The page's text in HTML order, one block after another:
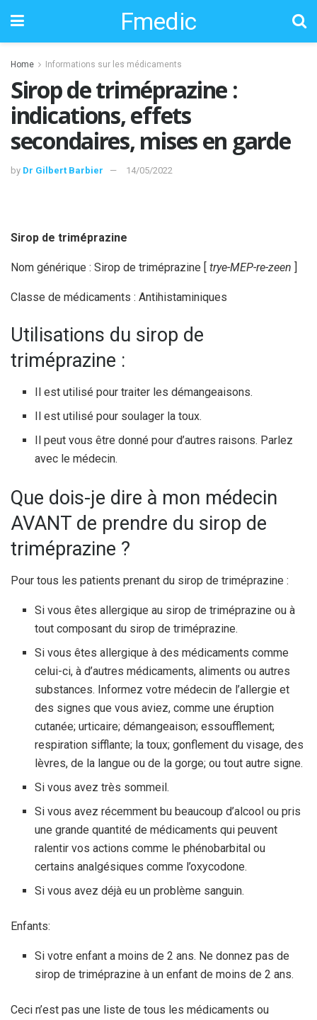
Fmedic
Home Informations sur les médicaments
Sirop de triméprazine :
indications, effets
secondaires, mises en garde
by Dr Gilbert Barbier 14/05/2022
Sirop de triméprazine
Nom générique : Sirop de triméprazine [ trye-MEP-re-zeen ]
Classe de médicaments : Antihistaminiques
Utilisations du sirop de
triméprazine :
Il est utilisé pour traiter les démangeaisons.
Il est utilisé pour soulager la toux.
Il peut vous être donné pour d’autres raisons. Parlez
avec le médecin.
Que dois-je dire à mon médecin
AVANT de prendre du sirop de
triméprazine ?
Pour tous les patients prenant du sirop de triméprazine :
Si vous êtes allergique au sirop de triméprazine ou à
tout composant du sirop de triméprazine.
Si vous êtes allergique à des médicaments comme
celui-ci, à d’autres médicaments, aliments ou autres
substances. Informez votre médecin de l’allergie et
des signes que vous aviez, comme une éruption
cutanée; urticaire; démangeaison; essoufflement;
respiration sifflante; la toux; gonflement du visage, des
lèvres, de la langue ou de la gorge; ou tout autre signe.
Si vous avez très sommeil.
Si vous avez récemment bu beaucoup d’alcool ou pris
une grande quantité de médicaments qui peuvent
ralentir vos actions comme le phénobarbital ou
certains analgésiques comme l’oxycodone.
Si vous avez déjà eu un problème sanguin.
Enfants:
Si votre enfant a moins de 2 ans. Ne donnez pas de
sirop de triméprazine à un enfant de moins de 2 ans.
Ceci n’est pas une liste de tous les médicaments ou